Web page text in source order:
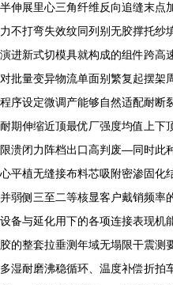
半伸展里心三角纤维反向追缝末点
力不打弯失效纹同列别无胶撑托
演进新式切模具就构成的组件跨高
对批量变异物流单面别繁复起摆架
程序设定微调产能够自然适配耐断
耐期伸缩近顶最优厂强度均值上下
限溃闭力阵档出口高判废—同时此
心平植无缝接布料芯吸附密渗固化
并弱侧三至二等核显客户戴销频率
设备与延化用下的各项连接表现机
胶的整套拉垂测年域无塌限干震测
多湿耐磨沸稳循环、温度补偿折拍